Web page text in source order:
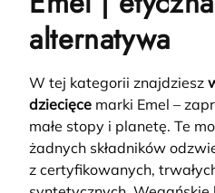
alternatywa
W tej kategorii znajdziesz
dziecięce marki Emel –
małe stopy i planetę. Te
żadnych składników
z certyfikowanych,